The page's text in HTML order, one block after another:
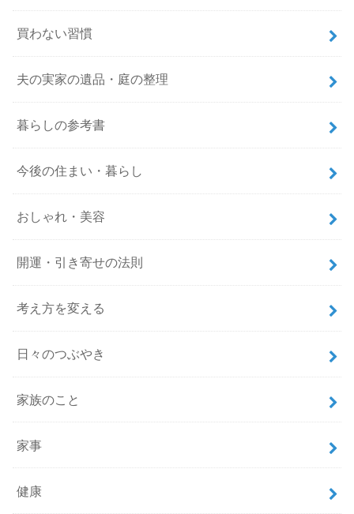
買わない習慣
夫の実家の遺品・庭の整理
暮らしの参考書
今後の住まい・暮らし
おしゃれ・美容
開運・引き寄せの法則
考え方を変える
日々のつぶやき
家族のこと
家事
健康